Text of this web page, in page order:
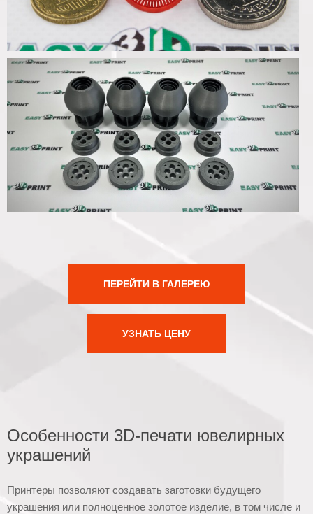
ПЕРЕЙТИ В ГАЛЕРЕЮ
УЗНАТЬ ЦЕНУ
Особенности 3D-печати ювелирных
украшений
Принтеры позволяют создавать заготовки будущего
украшения или полноценное золотое изделие, в том числе и